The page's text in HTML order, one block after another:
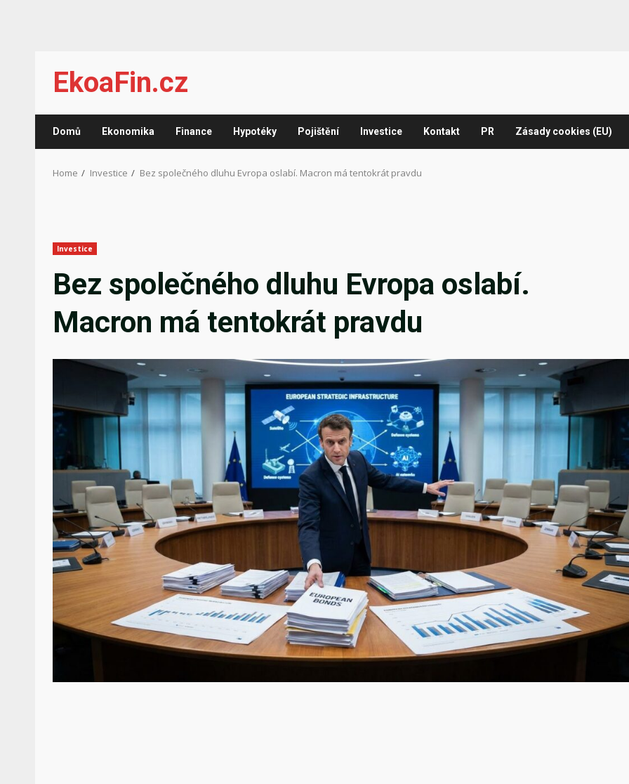
content
EkoaFin.cz
Domů Ekonomika Finance Hypotéky Pojištění Investice Kontakt PR Zásady cookies (EU)
Home Investice Bez společného dluhu Evropa oslabí. Macron má tentokrát pravdu
Investice
Bez společného dluhu Evropa oslabí.
Macron má tentokrát pravdu